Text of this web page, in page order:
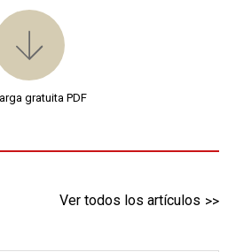
gratuita PDF
Ver todos los artículos